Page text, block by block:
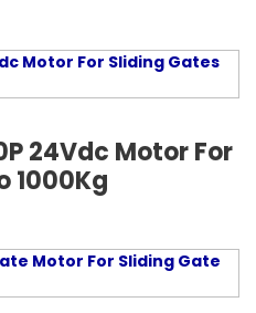
24Vdc Motor For
1000Kg